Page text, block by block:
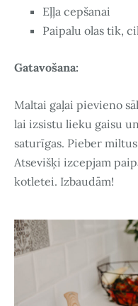
Eļļa cepšanai
Paipalu olas tik,
Gatavošana:
Maltai gaļai pievieno
lai izsistu lieku gaisu
saturīgas. Pieber
Atsevišķi izcepjam
kotletei. Izbaudām!